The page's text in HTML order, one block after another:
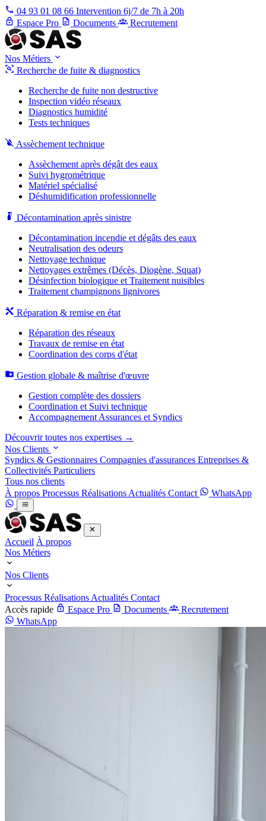
04 93 01 08 66 Intervention 6j/7 de 7h à 20h
Espace Pro
Documents Recrutement
Nos Métiers
Recherche de fuite & diagnostics
Recherche de fuite non destructive
Inspection vidéo réseaux
Diagnostics humidité
Tests techniques
Assèchement technique
Assèchement après dégât des eaux
Suivi hygrométrique
Matériel spécialisé
Déshumidification professionnelle
Décontamination après sinistre
Décontamination incendie et dégâts des eaux
Neutralisation des odeurs
Nettoyage technique
Nettoyages extrêmes (Décès, Diogène, Squat)
Désinfection biologique et Traitement nuisibles
Traitement champignons lignivores
Réparation & remise en état
Réparation des réseaux
Travaux de remise en état
Coordination des corps d'état
Gestion globale & maîtrise d'œuvre
Gestion complète des dossiers
Coordination et Suivi technique
Accompagnement Assurances et Syndics
Découvrir toutes nos expertises →
Nos Clients
Syndics & Gestionnaires Compagnies d'assurances Entreprises &
Collectivités Particuliers
Tous nos clients
À propos Processus Réalisations Actualités Contact WhatsApp
Accueil À propos
Nos Métiers
Nos Clients
Processus Réalisations Actualités Contact
Accès rapide
Espace Pro Documents
Recrutement
WhatsApp